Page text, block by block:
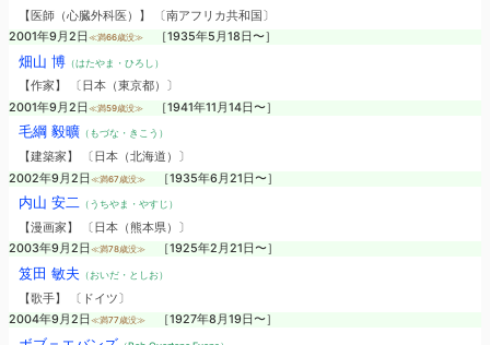
【医師（心臓外科医）】 〔南アフリカ共和国〕
2001年9月2日 ≪満66歳没≫ ［1935年5月18日〜］
畑山 博（はたやま・ひろし）
【作家】 〔日本（東京都）〕
2001年9月2日 ≪満59歳没≫ ［1941年11月14日〜］
毛綱 毅曠（もづな・きこう）
【建築家】 〔日本（北海道）〕
2002年9月2日 ≪満67歳没≫ ［1935年6月21日〜］
内山 安二（うちやま・やすじ）
【漫画家】 〔日本（熊本県）〕
2003年9月2日 ≪満78歳没≫ ［1925年2月21日〜］
笈田 敏夫 （おいだ・としお）
【歌手】 〔ドイツ〕
2004年9月2日 ≪満77歳没≫ ［1927年8月19日〜］